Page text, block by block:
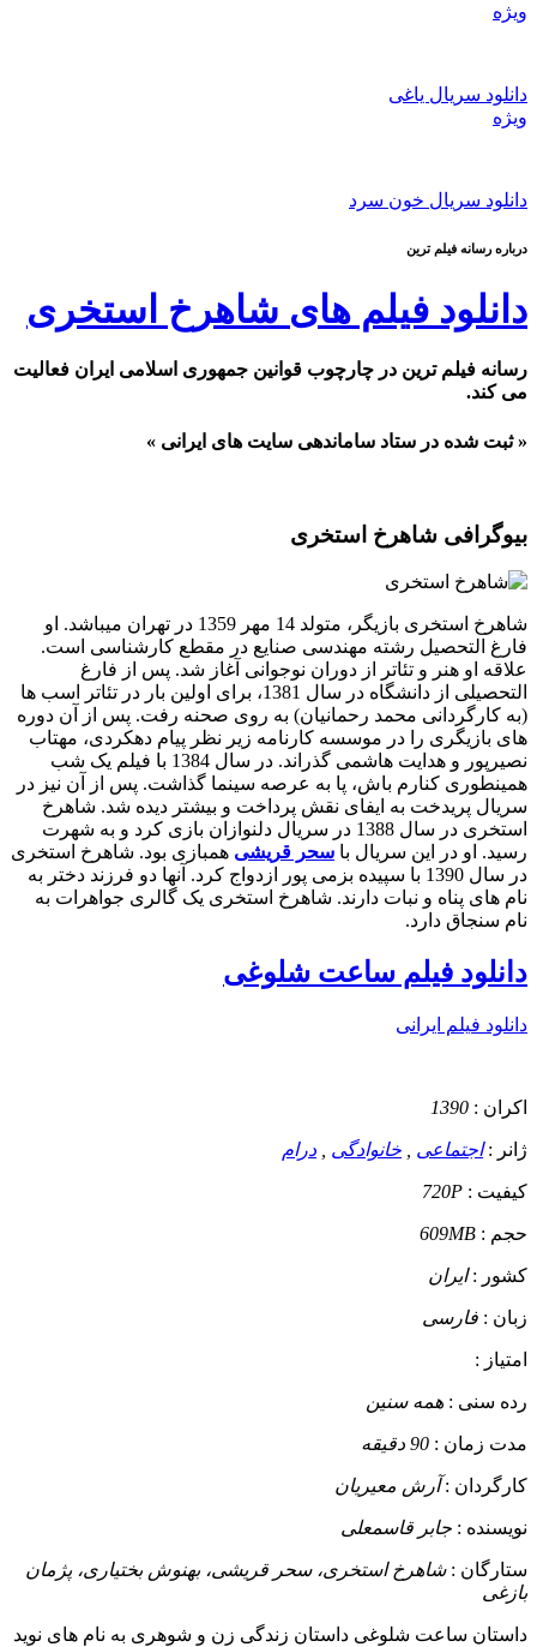
ویژه
دانلود سریال یاغی
ویژه
دانلود سریال خون سرد
درباره رسانه فیلم ترین
دانلود فیلم های شاهرخ استخری
رسانه فیلم ترین در چارچوب قوانین جمهوری اسلامی ایران فعالیت
می کند.
« ثبت شده در ستاد ساماندهی سایت های ایرانی »
بیوگرافی شاهرخ استخری
شاهرخ استخری بازیگر، متولد 14 مهر 1359 در تهران میباشد. او
فارغ التحصیل رشته مهندسی صنایع در مقطع کارشناسی است.
علاقه او هنر و تئاتر از دوران نوجوانی آغاز شد. پس از فارغ
التحصیلی از دانشگاه در سال 1381، برای اولین بار در تئاتر اسب ها
(به کارگردانی محمد رحمانیان) به روی صحنه رفت. پس از آن دوره
های بازیگری را در موسسه کارنامه زیر نظر پیام دهکردی، مهتاب
نصیرپور و هدایت هاشمی گذراند. در سال 1384 با فیلم یک شب
همینطوری کنارم باش، پا به عرصه سینما گذاشت. پس از آن نیز در
سریال پریدخت به ایفای نقش پرداخت و بیشتر دیده شد. شاهرخ
استخری در سال 1388 در سریال دلنوازان بازی کرد و به شهرت
رسید. او در این سریال با سحر قریشی همبازی بود. شاهرخ استخری
در سال 1390 با سپیده بزمی پور ازدواج کرد. آنها دو فرزند دختر به
نام های پناه و نبات دارند. شاهرخ استخری یک گالری جواهرات به
نام سنجاق دارد.
دانلود فیلم ساعت شلوغی
دانلود فیلم ایرانی
اکران : 1390
ژانر :اجتماعی خانوادگی درام
کیفیت : 720P
حجم : 609MB
کشور :ایران
زبان : فارسی
امتیاز :
رده سنی : همه سنین
مدت زمان : 90 دقیقه
کارگردان :آرش معیریان
نویسنده : جابر قاسمعلی
ستارگان :شاهرخ استخری، سحر قریشی، بهنوش بختیاری، پژمان
بازغی
داستان ساعت شلوغی داستان زندگی زن و شوهری به نام های نوید